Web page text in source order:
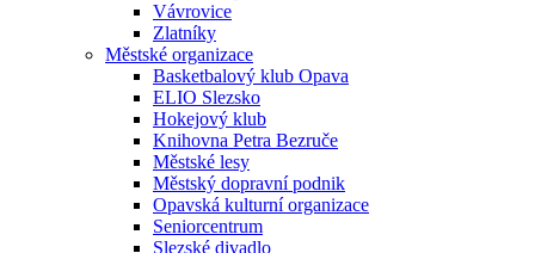
Vávrovice
Zlatníky
Městské organizace
Basketbalový klub Opava
ELIO Slezsko
Hokejový klub
Knihovna Petra Bezruče
Městské lesy
Městský dopravní podnik
Opavská kulturní organizace
Seniorcentrum
Slezské divadlo